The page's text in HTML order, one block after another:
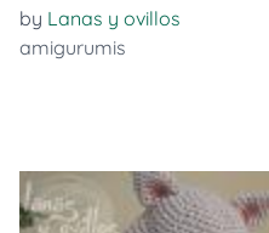
by Lanas y ovillos
amigurumis